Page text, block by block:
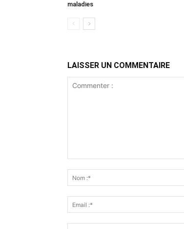
maladies
LAISSER UN COMMENTAIRE